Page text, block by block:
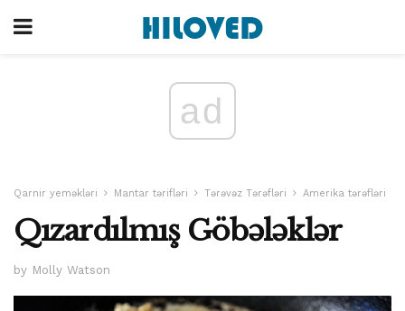
ad
Qarnir yeməkləri Mantar tərifləri Tərəvəz Tərəfləri Amerika tərəfləri
Qızardılmış Göbələklər
by Molly Watson